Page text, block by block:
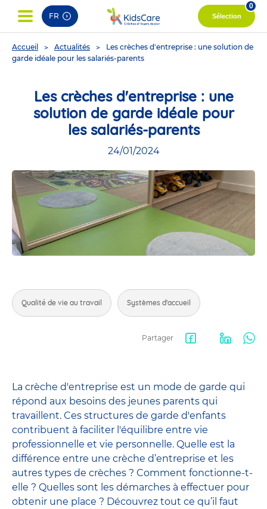
FR Sélection
0
You
are
Accueil Actualités
Les crèches d'entreprise : une solution de
garde idéale pour les salariés-parents
Les crèches d'entreprise : une
solution de garde idéale pour
les salariés-parents
24/01/2024
Qualité de vie au travail Systèmes d'accueil
Partager
La crèche d'entreprise est un mode de garde qui
répond aux besoins des jeunes parents qui
travaillent. Ces structures de garde d'enfants
contribuent à faciliter l'équilibre entre vie
professionnelle et vie personnelle. Quelle est la
différence entre une crèche d’entreprise et les
autres types de crèches ? Comment fonctionne-t-
elle ? Quelles sont les démarches à effectuer pour
obtenir une place ? Découvrez tout ce qu’il faut